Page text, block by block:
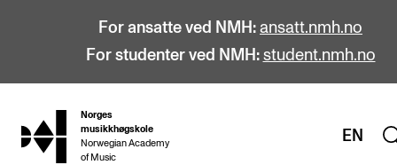
For ansatte ved NMH: ansatt.nmh.no
For studenter ved NMH: student.nmh.no
hjem
Norges
musikkhøgskole
Norwegian Academy
of Music
EN